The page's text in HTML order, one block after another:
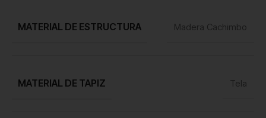
MATERIAL DE ESTRUCTURA Madera Cachimbo
MATERIAL DE TAPIZ Tela